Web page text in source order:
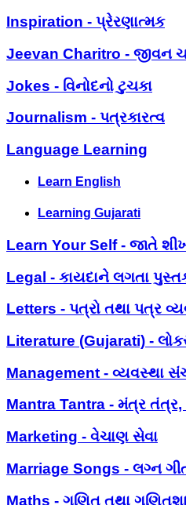
Inspiration - પ્રેરણાત્મક
Jeevan Charitro - જીવન
Jokes - વિનોદનો ટુચકા
Journalism - પત્રકારત્વ
Language Learning
Learn English
Learning Gujarati
Learn Your Self - જાતે
Legal - કાયદાને લગતા
Letters - પત્રો તથા પત્ર
Literature (Gujarati) -
Management - વ્યવસ્થા
Mantra Tantra - મંત્ર તંત્ર,
Marketing - વેચાણ સેવા
Marriage Songs - લગ્ન
Maths - ગણિત તથા